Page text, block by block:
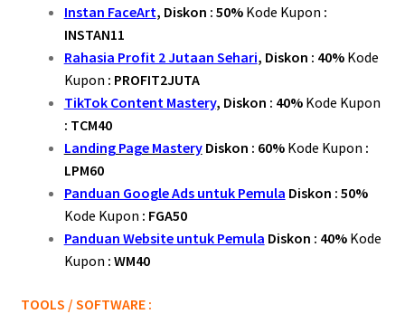
Instan FaceArt, Diskon : 50% Kode Kupon :
INSTAN11
Rahasia Profit 2 Jutaan Sehari, Diskon : 40% Kode
Kupon : PROFIT2JUTA
TikTok Content Mastery, Diskon : 40% Kode Kupon
: TCM40
Landing Page MasteryDiskon : 60% Kode Kupon :
LPM60
Panduan Google Ads untuk Pemula Diskon : 50%
Kode Kupon : FGA50
Panduan Website untuk Pemula Diskon : 40% Kode
Kupon : WM40
TOOLS / SOFTWARE :